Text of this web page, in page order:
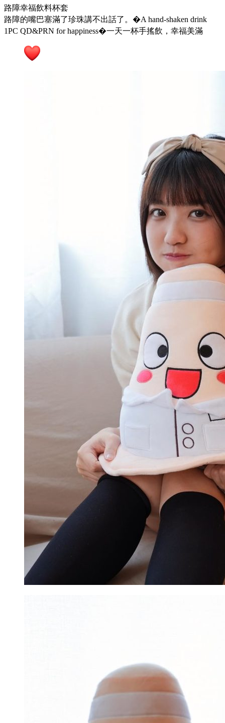
路障幸福飲料杯套
路障的嘴巴塞滿了珍珠講不出話了。�A hand-shaken drink
1PC QD&PRN for happiness�一天一杯手搖飲，幸福美滿